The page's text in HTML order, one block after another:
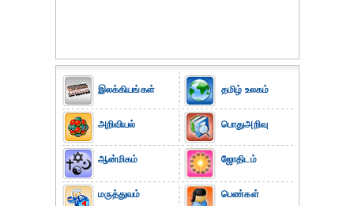
இலக்கியங்கள்
அறிவியல்
ஆன்மிகம்
மருத்துவம்
தமிழ் உலகம்
பொதுஅறிவு
ஜோதிடம்
பெண்கள்